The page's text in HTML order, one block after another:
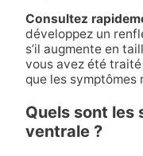
Consultez
développez un
s’il augmente en
vous avez été
que les symptômes
Quels sont les
ventrale ?